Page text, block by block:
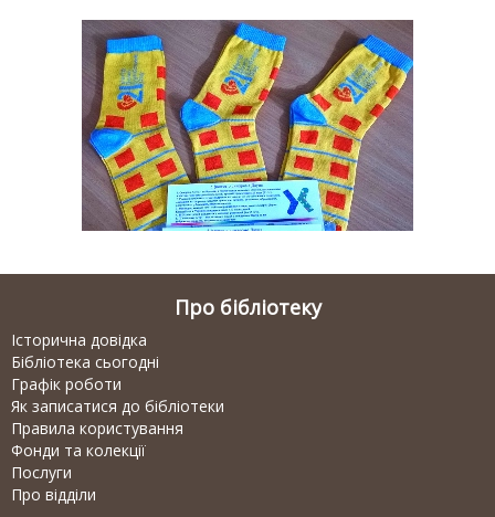
Про бібліотеку
Історична довідка
Бібліотека сьогодні
Графік роботи
Як записатися до бібліотеки
Правила користування
Фонди та колекції
Послуги
Про відділи